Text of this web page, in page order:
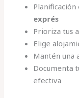
exprés
Prioriza tus
Elige
Mantén una
Documenta
efectiva